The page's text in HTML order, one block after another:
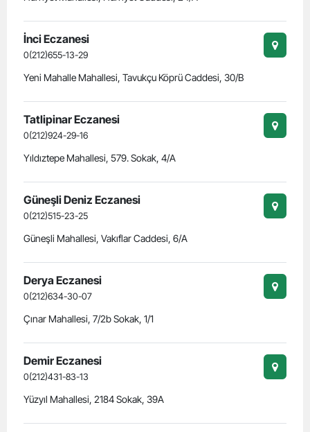
İnci Eczanesi
0(212)655-13-29
Yeni Mahalle Mahallesi, Tavukçu Köprü Caddesi, 30/B
Tatlipinar Eczanesi
0(212)924-29-16
Yıldıztepe Mahallesi, 579. Sokak, 4/A
Güneşli Deniz Eczanesi
0(212)515-23-25
Güneşli Mahallesi, Vakıflar Caddesi, 6/A
Derya Eczanesi
0(212)634-30-07
Çınar Mahallesi, 7/2b Sokak, 1/1
Demir Eczanesi
0(212)431-83-13
Yüzyıl Mahallesi, 2184 Sokak, 39A